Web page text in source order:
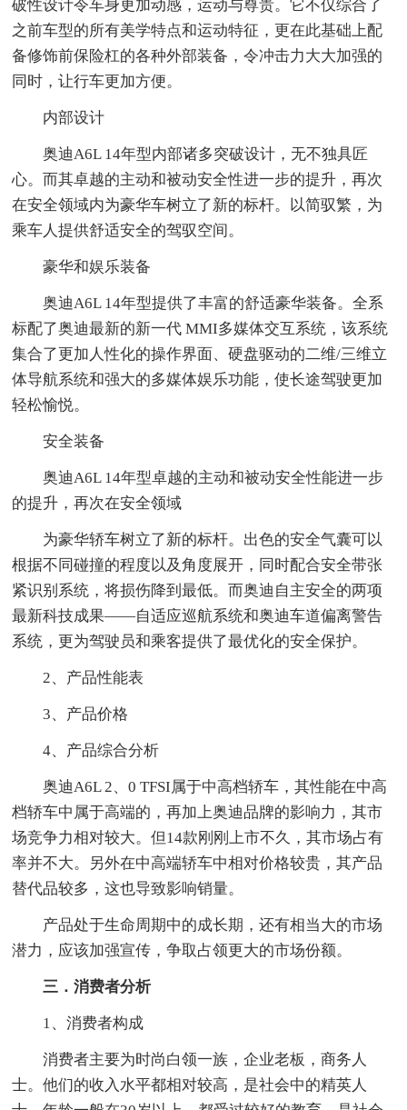
破性设计令车身更加动感，运动与尊贵。它不仅综合了
之前车型的所有美学特点和运动特征，更在此基础上配
备修饰前保险杠的各种外部装备，令冲击力大大加强的
同时，让行车更加方便。
内部设计
奥迪A6L 14年型内部诸多突破设计，无不独具匠
心。而其卓越的主动和被动安全性进一步的提升，再次
在安全领域内为豪华车树立了新的标杆。以简驭繁，为
乘车人提供舒适安全的驾驭空间。
豪华和娱乐装备
奥迪A6L 14年型提供了丰富的舒适豪华装备。全系
标配了奥迪最新的新一代 MMI多媒体交互系统，该系统
集合了更加人性化的操作界面、硬盘驱动的二维/三维立
体导航系统和强大的多媒体娱乐功能，使长途驾驶更加
轻松愉悦。
安全装备
奥迪A6L 14年型卓越的主动和被动安全性能进一步
的提升，再次在安全领域
为豪华轿车树立了新的标杆。出色的安全气囊可以
根据不同碰撞的程度以及角度展开，同时配合安全带张
紧识别系统，将损伤降到最低。而奥迪自主安全的两项
最新科技成果——自适应巡航系统和奥迪车道偏离警告
系统，更为驾驶员和乘客提供了最优化的安全保护。
2、产品性能表
3、产品价格
4、产品综合分析
奥迪A6L 2、0 TFSI属于中高档轿车，其性能在中高
档轿车中属于高端的，再加上奥迪品牌的影响力，其市
场竞争力相对较大。但14款刚刚上市不久，其市场占有
率并不大。另外在中高端轿车中相对价格较贵，其产品
替代品较多，这也导致影响销量。
产品处于生命周期中的成长期，还有相当大的市场
潜力，应该加强宣传，争取占领更大的市场份额。
三．消费者分析
1、消费者构成
消费者主要为时尚白领一族，企业老板，商务人
士。他们的收入水平都相对较高，是社会中的精英人